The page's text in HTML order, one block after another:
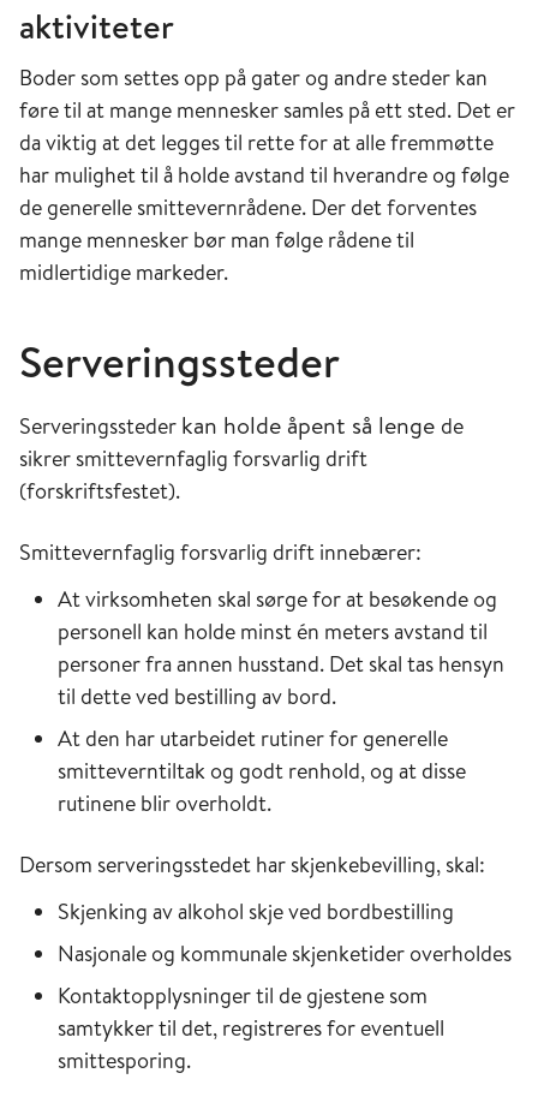
aktiviteter
Boder som settes opp på gater og andre steder kan
føre til at mange mennesker samles på ett sted. Det er
da viktig at det legges til rette for at alle fremmøtte
har mulighet til å holde avstand til hverandre og følge
de generelle smittevernrådene. Der det forventes
mange mennesker bør man følge rådene til
midlertidige markeder.
Serveringssteder
Serveringssteder kan holde åpent så lenge de
sikrer smittevernfaglig forsvarlig drift
(forskriftsfestet).
Smittevernfaglig forsvarlig drift innebærer:
At virksomheten skal sørge for at besøkende og
personell kan holde minst én meters avstand til
personer fra annen husstand. Det skal tas hensyn
til dette ved bestilling av bord.
At den har utarbeidet rutiner for generelle
smitteverntiltak og godt renhold, og at disse
rutinene blir overholdt.
Dersom serveringsstedet har skjenkebevilling, skal:
Skjenking av alkohol skje ved bordbestilling
Nasjonale og kommunale skjenketider overholdes
Kontaktopplysninger til de gjestene som
samtykker til det, registreres for eventuell
smittesporing.